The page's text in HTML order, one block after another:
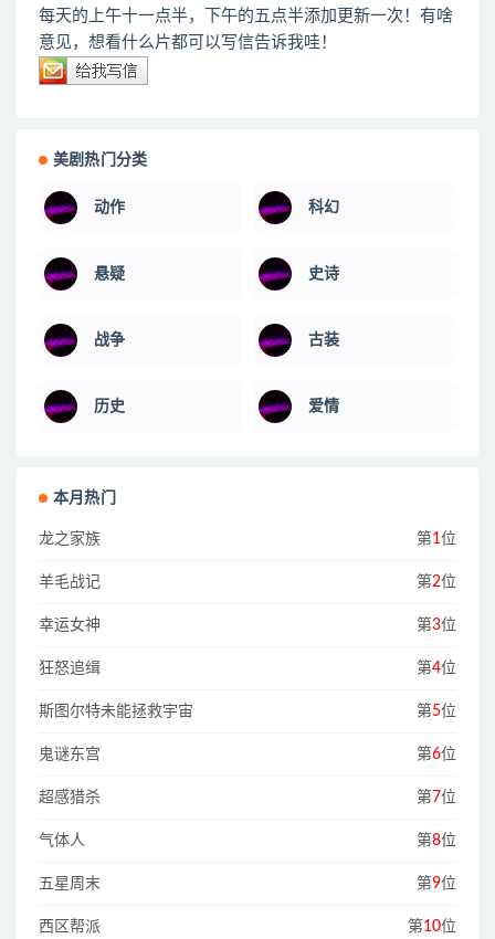
每天的上午十一点半，下午的五点半添加更新一次！有啥
意见，想看什么片都可以写信告诉我哇！
美剧热门分类
动作 科幻
悬疑 史诗
战争 古装
历史 爱情
本月热门
龙之家族 第1位
羊毛战记 第2位
幸运女神 第3位
狂怒追缉 第4位
斯图尔特未能拯救宇宙 第5位
鬼谜东宫 第6位
超感猎杀 第7位
气体人 第8位
五星周末 第9位
西区帮派 第10位